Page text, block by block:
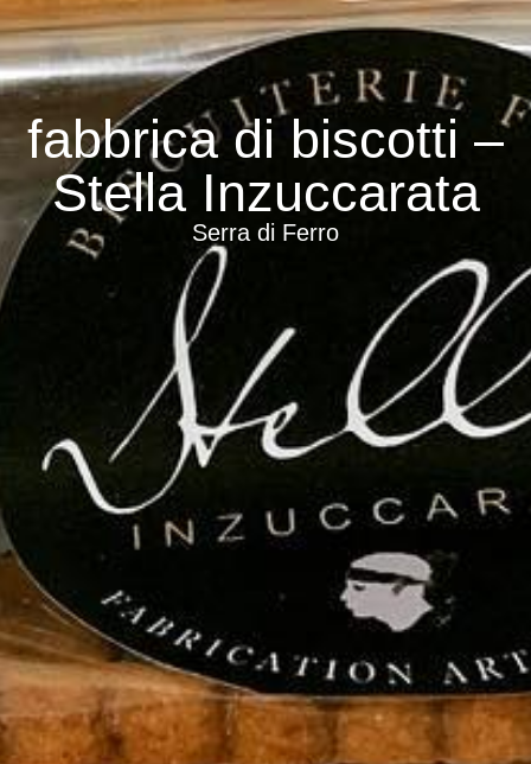
fabbrica di biscotti –
Stella Inzuccarata
Serra di Ferro